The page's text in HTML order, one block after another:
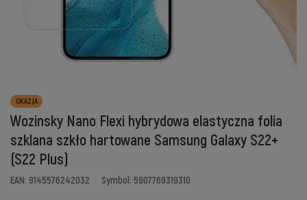
OKAZJA
Wozinsky Nano Flexi hybrydowa elastyczna folia
szklana szkło hartowane Samsung Galaxy S22+
(S22 Plus)
EAN: 9145576242032 Symbol: 5907769319310